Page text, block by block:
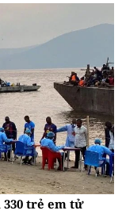
330 trẻ em tử